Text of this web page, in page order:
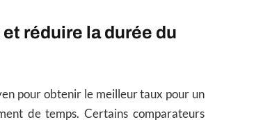
réduire la durée du
pour obtenir le meilleur taux pour un
de temps. Certains comparateurs